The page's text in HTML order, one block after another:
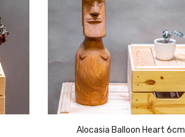
Alocasia Balloon Heart 6cm